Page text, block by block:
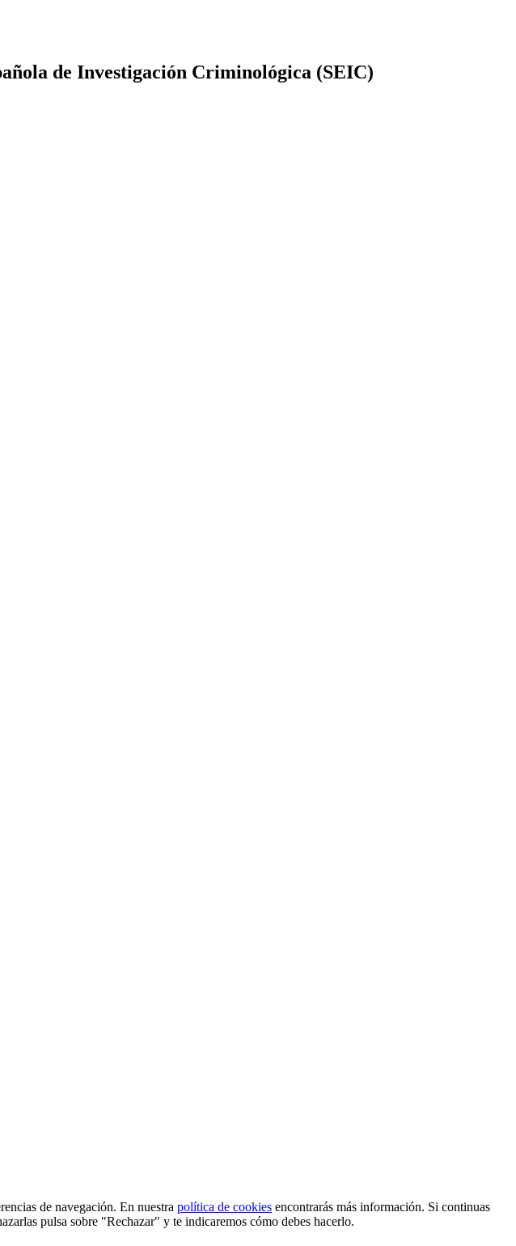
de Investigación Criminológica (SEIC)
de navegación. En nuestra política de cookies encontrarás más información. Si continuas
pulsa sobre "Rechazar" y te indicaremos cómo debes hacerlo.